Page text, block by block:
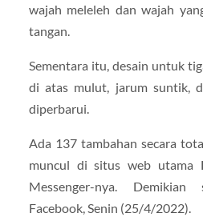
wajah meleleh dan wajah
tangan.
Sementara itu, desain untuk
di atas mulut, jarum suntik,
diperbarui.
Ada 137 tambahan secara
muncul di situs web utama
Messenger-nya. Demikian
Facebook, Senin (25/4/2022).